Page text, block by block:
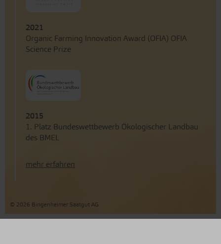
2021
Organic Farming Innovation Award (OFIA) OFIA
Science Prize
2015
1. Platz Bundeswettbewerb Ökologischer Landbau
des BMEL
mehr erfahren
© 2026 Bingenheimer Saatgut AG